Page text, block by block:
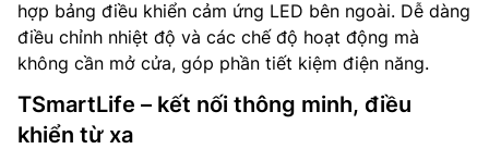
hợp bảng điều khiển cảm ứng LED bên ngoài. Dễ dàng
điều chỉnh nhiệt độ và các chế độ hoạt động mà
không cần mở cửa, góp phần tiết kiệm điện năng.
TSmartLife – kết nối thông minh, điều
khiển từ xa